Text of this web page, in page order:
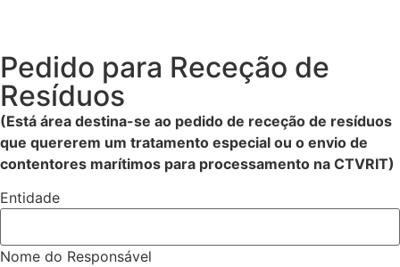
Pedido para Receção de
Resíduos
(Está área destina-se ao pedido de receção de resíduos
que quererem um tratamento especial ou o envio de
contentores marítimos para processamento na CTVRIT)
Entidade
Nome do Responsável